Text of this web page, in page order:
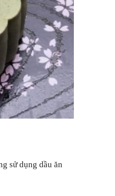
sử dụng dầu ăn